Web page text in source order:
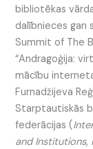
bibliotēkas
dalībnieces gan
Summit of The
“Andragoģija:
mācību
Furnadžijeva
Starptautiskās
federācijas (
and Institutions,